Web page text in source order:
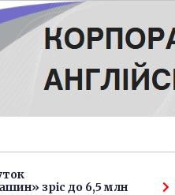
зріс до 6,5 млн